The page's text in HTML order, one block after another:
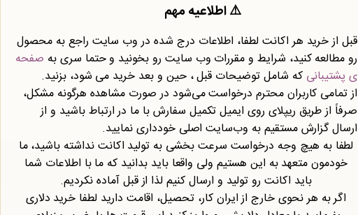
تازه ها راهنماها
⚠️ اطلاعیه مهم
قبل از خرید هر اکانت لطفا، اطلاعات درج شده در وب سایت راجع به محصول
رو مطالعه کنید، شرایط و مقررات وب سایت رو بخونید و حتما سری به صفحه
ی پشتیبانی که شامل توضیحات قبل ، حین و بعد خرید می شود، بزنید.
از تمامی کاربران محترم درخواست می‌شود در صورت مشاهده هرگونه مشکل،
صرفاً از طریق ریپلای روی ایمیل تکمیل سفارش با ما در ارتباط باشید و از
ارسال گزارش مستقیم به وب‌سایت اصلی خودداری نمایید.
لطفا به هیچ وجه درخواست سرعت بخشی به تولید اکانت نداشته باشید، ما
خودمون متعهد به این هستیم ولی واقعا باید بدانید که ما با اطلاعات شما
باید اکانت رو تولید و ارسال کنیم لذا از قبل آماده نکردیم.
اگر به هر نحوی خارج از ایران کار، تحصیل، اقامت دارید لطفا خرید دلاری